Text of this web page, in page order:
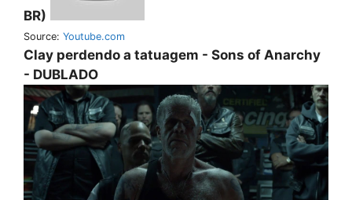
BR)
Source: Youtube.com
Clay perdendo a tatuagem - Sons of Anarchy
- DUBLADO